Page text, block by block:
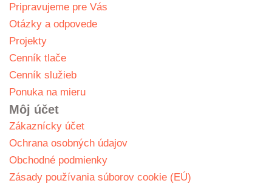
Pripravujeme pre Vás
Otázky a odpovede
Projekty
Cenník tlače
Cenník služieb
Ponuka na mieru
Môj účet
Zákaznícky účet
Ochrana osobných údajov
Obchodné podmienky
Zásady používania súborov cookie (EÚ)